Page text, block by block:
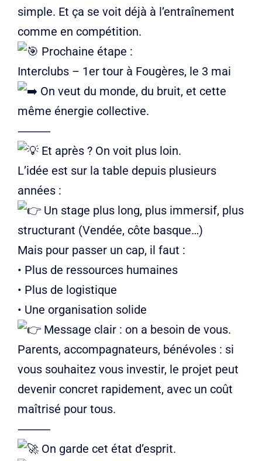
simple. Et ça se voit déjà à l’entraînement
comme en compétition.
Prochaine étape :
Interclubs – 1er tour à Fougères, le 3 mai
On veut du monde, du bruit, et cette
même énergie collective.
⸻
Et après ? On voit plus loin.
L’idée est sur la table depuis plusieurs
années :
Un stage plus long, plus immersif, plus
structurant (Vendée, côte basque…)
Mais pour passer un cap, il faut :
• Plus de ressources humaines
• Plus de logistique
• Une organisation solide
Message clair : on a besoin de vous.
Parents, accompagnateurs, bénévoles : si
vous souhaitez vous investir, le projet peut
devenir concret rapidement, avec un coût
maîtrisé pour tous.
⸻
On garde cet état d’esprit.